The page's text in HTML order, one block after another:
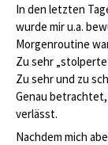
In den letzten
wurde mir u.a.
Morgenroutine
Zu sehr
Zu sehr und zu
Genau
verlässt.
Nachdem mich